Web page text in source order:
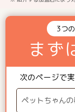
3つ
まず
次のページで